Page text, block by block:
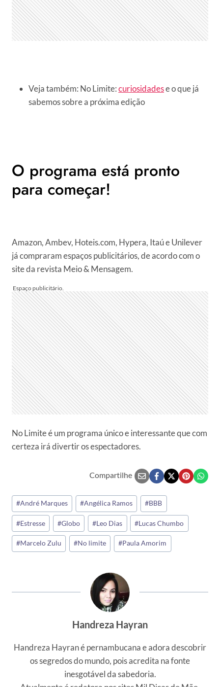
Veja também: No Limite:curiosidadese o que já
sabemos sobre a próxima edição
O programa está pronto
para começar!
Amazon, Ambev, Hoteis.com, Hypera, Itaú e Unilever
já compraram espaços publicitários, de acordo com o
site da revista Meio & Mensagem.
No Limite é um programa único e interessante que com
certeza irá divertir os espectadores.
Compartilhe
Tags
do
Post:
#André Marques #Angélica Ramos #BBB
#Estresse #Globo #Leo Dias #Lucas Chumbo
#Marcelo Zulu #No limite #Paula Amorim
Handreza Hayran
Handreza Hayran é pernambucana e adora descobrir
os segredos do mundo, pois acredita na fonte
inesgotável da sabedoria.